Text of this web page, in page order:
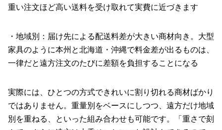
重い注文ほど高い送料を受け取れて実費に近づきます
・地域別：届け先による配送料差が大きい商材向き。大型
家具のように本州と北海道・沖縄で料金差が出るものは、
一律だと遠方注文のたびに差額を負担することになる
実際には、ひとつの方式できれいに割り切れる商材ばかり
ではありません。重量別をベースにしつつ、遠方だけ地域
別を重ねる、といった組み合わせも可能です。「重さで刻